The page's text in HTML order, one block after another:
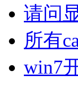
请问
所有
win7